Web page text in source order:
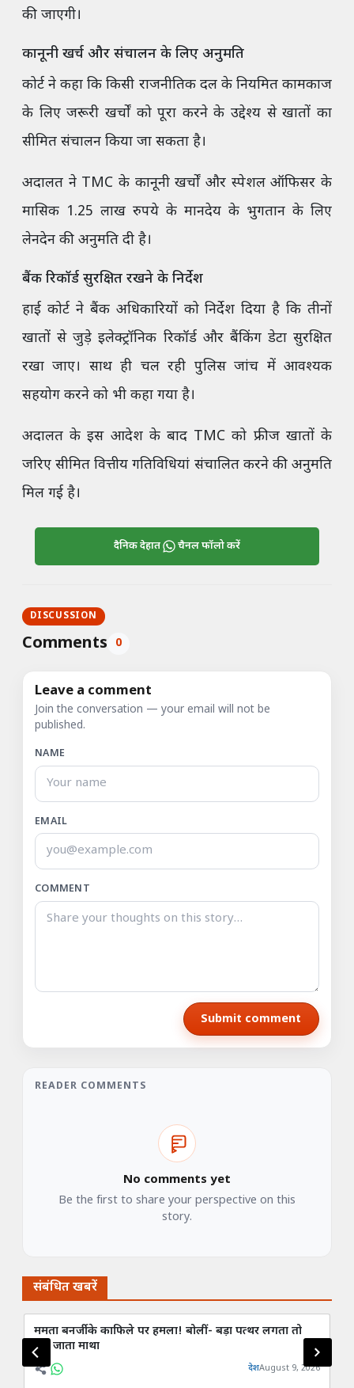
की जाएगी।
कानूनी खर्च और संचालन के लिए अनुमति
कोर्ट ने कहा कि किसी राजनीतिक दल के नियमित कामकाज
के लिए जरूरी खर्चों को पूरा करने के उद्देश्य से खातों का
सीमित संचालन किया जा सकता है।
अदालत ने TMC के कानूनी खर्चों और स्पेशल ऑफिसर के
मासिक 1.25 लाख रुपये के मानदेय के भुगतान के लिए
लेनदेन की अनुमति दी है।
बैंक रिकॉर्ड सुरक्षित रखने के निर्देश
हाई कोर्ट ने बैंक अधिकारियों को निर्देश दिया है कि तीनों
खातों से जुड़े इलेक्ट्रॉनिक रिकॉर्ड और बैंकिंग डेटा सुरक्षित
रखा जाए। साथ ही चल रही पुलिस जांच में आवश्यक
सहयोग करने को भी कहा गया है।
अदालत के इस आदेश के बाद TMC को फ्रीज खातों के
जरिए सीमित वित्तीय गतिविधियां संचालित करने की अनुमति
मिल गई है।
दैनिक देहात चैनल फॉलो करें
DISCUSSION
Comments 0
Leave a comment
Join the conversation — your email will not be
published.
NAME
EMAIL
COMMENT
Submit comment
READER COMMENTS
No comments yet
Be the first to share your perspective on this
story.
संबंधित खबरें
ममता बनर्जी के काफिले पर हमला! बोलीं- बड़ा पत्थर लगता तो
फट जाता माथा
देशAugust 9, 2026